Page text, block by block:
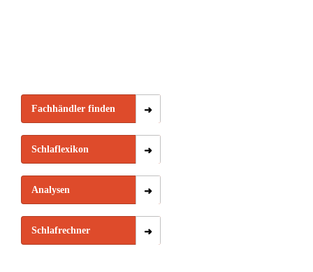
Fachhändler finden
Schlaflexikon
Analysen
Schlafrechner